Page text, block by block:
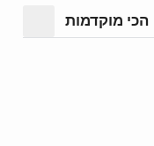
הכי מוקדמות